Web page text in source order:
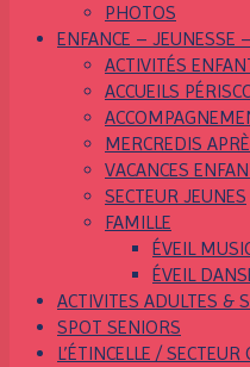
PHOTOS
ENFANCE – JEUNESSE
ACTIVITÉS
ACCUEILS
MERCREDIS
VACANCES
SECTEUR JEUNES
FAMILLE
ÉVEIL
ÉVEIL
ACTIVITES ADULTES &
SPOT SENIORS
L’ÉTINCELLE / SECTEUR